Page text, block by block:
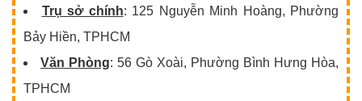
Trụ sở chính: 125 Nguyễn Minh Hoàng, Phường
Bảy Hiền, TPHCM
Văn Phòng: 56 Gò Xoài, Phường Bình Hưng Hòa,
TPHCM